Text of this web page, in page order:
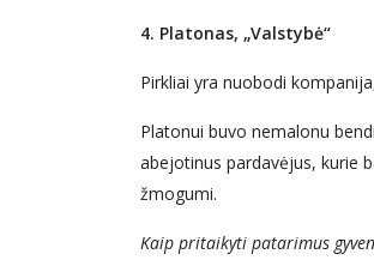
4. Platonas, „Valstybė“
Pirkliai yra nuobodi
Platonui buvo nemalonu
abejotinus pardavėjus, kurie
žmogumi.
Kaip pritaikyti patarimus